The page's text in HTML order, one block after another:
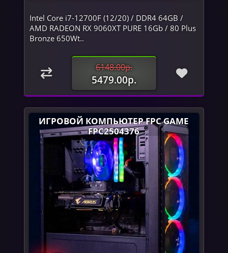
Intel Core i7-12700F (12/20) / DDR4 64GB /
AMD RADEON RX 9060XT PURE 16Gb / 80 Plus
Bronze 650Wt..
6148.00р.
5479.00р.
ИГРОВОЙ КОМПЬЮТЕР FPC GAME
FPC2504376